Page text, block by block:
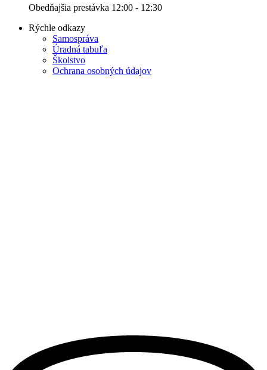
Obedňajšia prestávka 12:00 - 12:30
Rýchle odkazy
Samospráva
Úradná tabuľa
Školstvo
Ochrana osobných údajov